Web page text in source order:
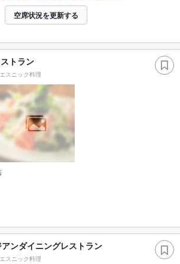
空席状況を更新する
トラン
スニック料理
ンダイニングレストラン
スニック料理